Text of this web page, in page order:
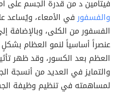
فيتامين د من قدرة الجسم على
والفسفورفي الأمعاء، ويُساعد
الفسفور من الكلى، وبالإضافة
عنصراً أساسياً لنمو العظام
العظم بعد الكسور، وقد ظهر
والتمايز في العديد من أنسجة
لمساهمته في تنظيم وظيفة